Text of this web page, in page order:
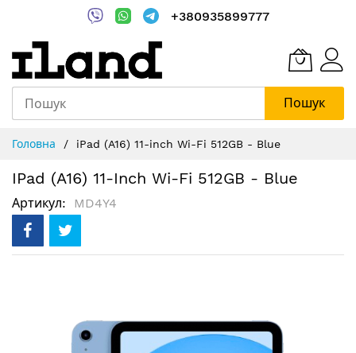
+380935899777
Пошук
Content
Головна iPad (A16) 11-inch Wi-Fi 512GB - Blue
IPad (A16) 11-Inch Wi-Fi 512GB - Blue
Артикул MD4Y4